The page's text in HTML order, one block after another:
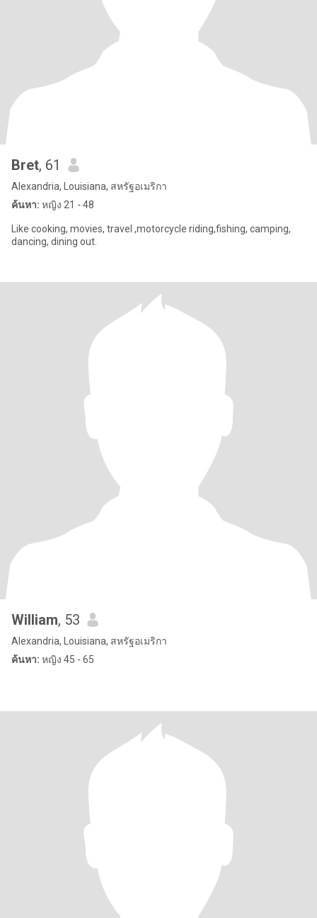
Bret, 61
Alexandria, Louisiana, สหรัฐอเมริกา
ค้นหา: หญิง 21 - 48
Like cooking, movies, travel ,motorcycle riding,fishing, camping,
dancing, dining out.
William, 53
Alexandria, Louisiana, สหรัฐอเมริกา
ค้นหา: หญิง 45 - 65